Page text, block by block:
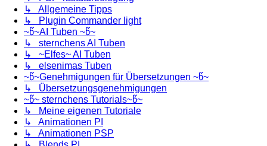
↳ Allgemeine Tipps
↳ Plugin Commander light
~წ~AI Tuben ~წ~
↳ sternchens AI Tuben
↳ ~Elfes~ AI Tuben
↳ elsenimas Tuben
~წ~Genehmigungen für Übersetzungen ~წ~
↳ Übersetzungsgenehmigungen
~წ~ sternchens Tutorials~წ~
↳ Meine eigenen Tutoriale
↳ Animationen PI
↳ Animationen PSP